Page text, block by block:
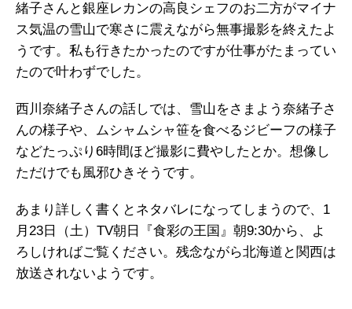
緒子さんと銀座レカンの高良シェフのお二方がマイナ
ス気温の雪山で寒さに震えながら無事撮影を終えたよ
うです。私も行きたかったのですが仕事がたまってい
たので叶わずでした。
西川奈緒子さんの話しでは、雪山をさまよう奈緒子さ
んの様子や、ムシャムシャ笹を食べるジビーフの様子
などたっぷり6時間ほど撮影に費やしたとか。想像し
ただけでも風邪ひきそうです。
あまり詳しく書くとネタバレになってしまうので、1
月23日（土）TV朝日『食彩の王国』朝9:30から、よ
ろしければご覧ください。残念ながら北海道と関西は
放送されないようです。